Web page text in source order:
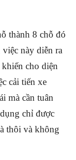
thành 8 chỗ đó
này diễn ra
cho diện
cải tiến xe
mà cần tuân
chỉ được
thôi và không